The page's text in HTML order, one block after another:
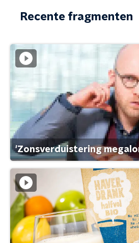
Recente fragmenten
'Zonsverduistering